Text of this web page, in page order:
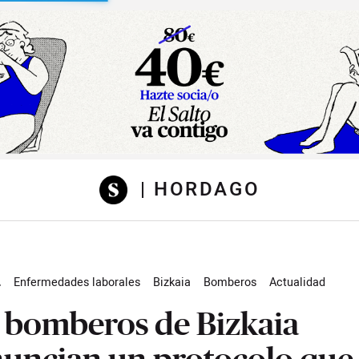
| HORDAGO
Enfermedades laborales Bizkaia Bomberos Actualidad
bomberos de Bizkaia